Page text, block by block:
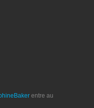
entre au